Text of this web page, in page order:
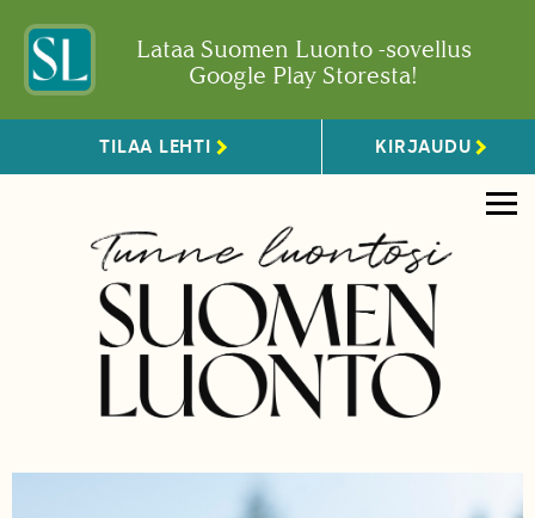
Lataa Suomen Luonto -sovellus
Google Play Storesta!
TILAA LEHTI KIRJAUDU